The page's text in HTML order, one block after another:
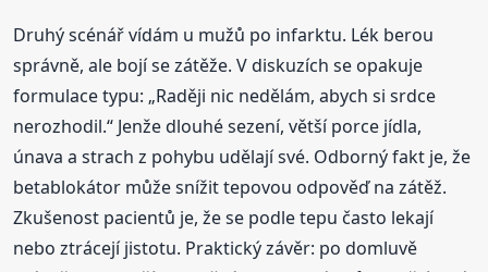
Druhý scénář vídám u mužů po infarktu. Lék berou
správně, ale bojí se zátěže. V diskuzích se opakuje
formulace typu: „Raději nic nedělám, abych si srdce
nerozhodil.“ Jenže dlouhé sezení, větší porce jídla,
únava a strach z pohybu udělají své. Odborný fakt je, že
betablokátor může snížit tepovou odpověď na zátěž.
Zkušenost pacientů je, že se podle tepu často lekají
nebo ztrácejí jistotu. Praktický závěr: po domluvě